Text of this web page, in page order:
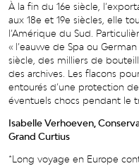
À la fin du 16e siècle,
aux 18e et 19e siècles, elle
l’Amérique du Sud.
« l’eauwe de Spa ou
siècle, des milliers de
des archives. Les flacons
entourés d’une protection
éventuels chocs pendant le
Isabelle Verhoeven,
Grand Curtius
*Long voyage en Europe